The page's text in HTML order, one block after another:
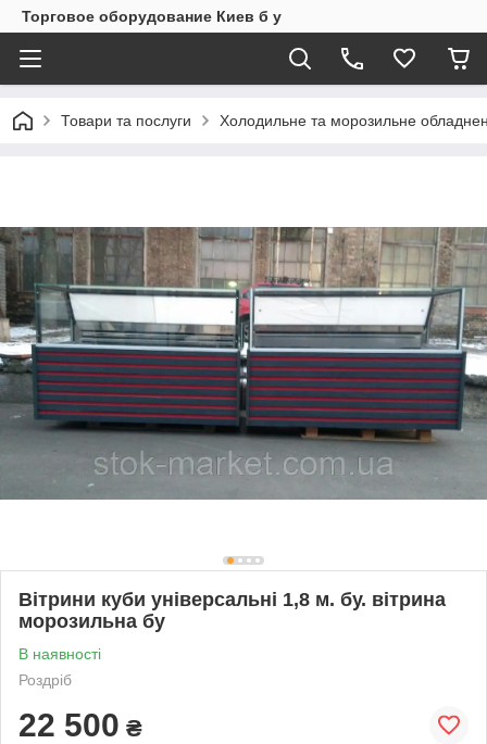
Торговое оборудование Киев б у
Товари та послуги Холодильне та морозильне
Вітрини куби універсальні 1,8 м. бу. вітрина
морозильна бу
В наявності
Роздріб
22 500 ₴